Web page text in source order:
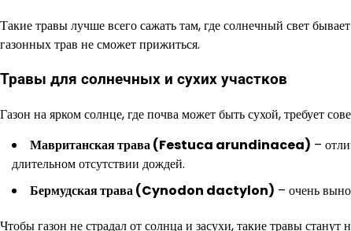
Такие травы лучше всего сажать там, где солнечный свет
газонных трав не сможет прижиться.
Травы для солнечных и сухих участков
Газон на ярком солнце, где почва может быть сухой, требует
Мавританская трава (Festuca arundinacea) –
длительном отсутствии дождей.
Бермудская трава (Cynodon dactylon) – очень
Чтобы газон не страдал от солнца и засухи, такие травы